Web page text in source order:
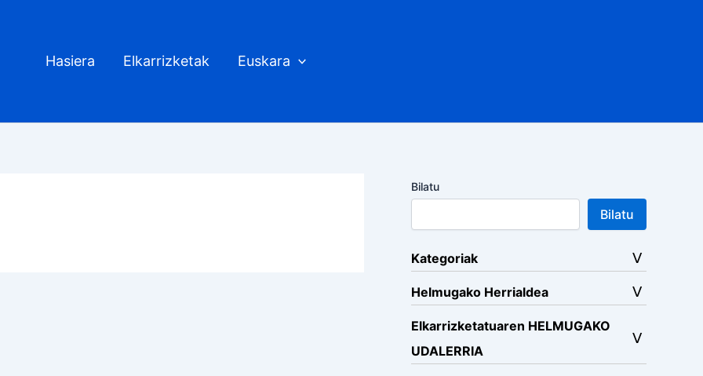
Hasiera Elkarrizketak Euskara
Bilatu
Bilatu
Kategoriak
Helmugako Herrialdea
Elkarrizketatuaren HELMUGAKO
UDALERRIA